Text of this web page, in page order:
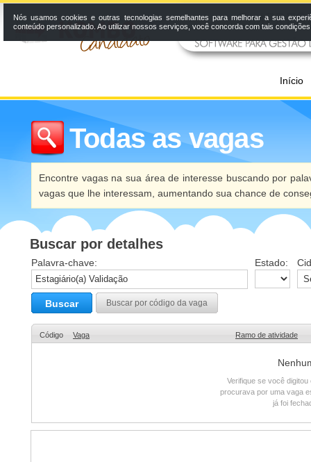
Início
Todas as vagas
Encontre vagas na sua área de interesse buscando por
vagas que lhe interessam, aumentando sua chance de
Buscar por detalhes
Palavra-chave: Estado:
Buscar Buscar por código da vaga
Código Vaga Ramo de atividade
Verifique se você
procurava por uma vaga
já foi
Nós usamos cookies e outras tecnologias semelhantes para melhorar a sua
conteúdo personalizado. Ao utilizar nossos serviços, você concorda com tais